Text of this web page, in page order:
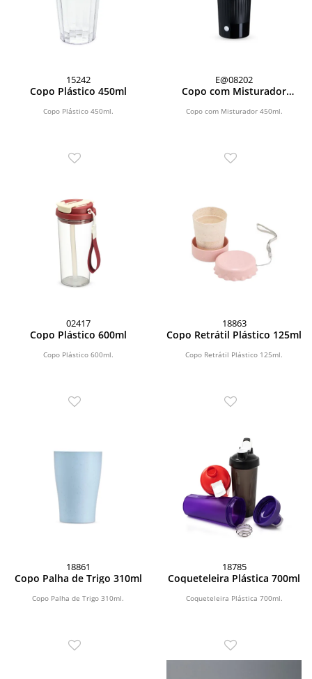
15242
Copo Plástico 450ml
Copo Plástico 450ml.
E@08202
Copo com Misturador
Copo com Misturador 450ml.
02417
Copo Plástico 600ml
Copo Plástico 600ml.
18863
Copo Retrátil Plástico 125ml
Copo Retrátil Plástico 125ml.
18861
Copo Palha de Trigo 310ml
Copo Palha de Trigo 310ml.
18785
Coqueteleira Plástica 700ml
Coqueteleira Plástica 700ml.